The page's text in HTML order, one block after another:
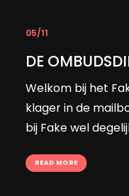
05/11
DE
Welkom bij het
klager in de
bij Fake wel
READ MORE